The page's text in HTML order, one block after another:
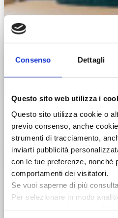
Consenso Dettagli
Questo sito web utilizza i
Questo sito utilizza cookie o
previo consenso, anche
strumenti di tracciamento,
inviarti pubblicità
con le tue preferenze, nonché
comportamenti dei visitatori.
Se vuoi saperne di più
Per selezionare in modo